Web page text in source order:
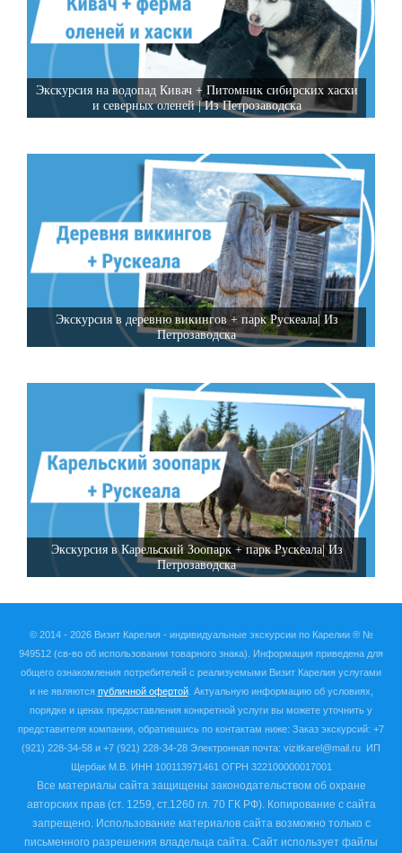
Экскурсия на водопад Кивач + Питомник сибирских хаски
и северных оленей | Из Петрозаводска
Экскурсия в деревню викингов + парк Рускеала| Из
Петрозаводска
Экскурсия в Карельский Зоопарк + парк Рускеала| Из
Петрозаводска
© 2014 - 2026 Визит Карелия - индивидуальные экскурсии по Карелии ® №
949512 (св-во об использовании товарного знака). Информация приведена для
общего ознакомления потребителей с реализуемыми Визит Карелия услугами
и не являются публичной офертой. Актуальную информацию об условиях,
порядке и ценах предоставления конкретной услуги вы можете уточнить у
представителя компании, обратившись по контактам ниже: Заказ экскурсий: +7
(921) 228-34-58 и +7 (921) 228-34-28 Электронная почта: vizitkarel@mail.ru ИП
Щербак М.В. ИНН 100113971461 ОГРН 322100000017001
Все материалы сайта защищены законодательством об охране
авторских прав (ст. 1259, ст.1260 гл. 70 ГК РФ). Копирование с сайта
запрещено. Использование материалов сайта возможно только с
письменного разрешения владельца сайта. Сайт использует файлы